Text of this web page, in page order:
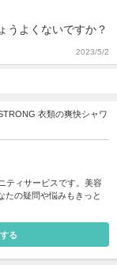
うよくないですか？
2023/5/2
衣類の爽快シャワ
ティサービスです。美容
たの疑問や悩みもきっと
る